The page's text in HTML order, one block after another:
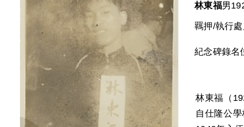
林東福男
羈押/執行處
紀念碑錄名
林東福（
自仕隆公